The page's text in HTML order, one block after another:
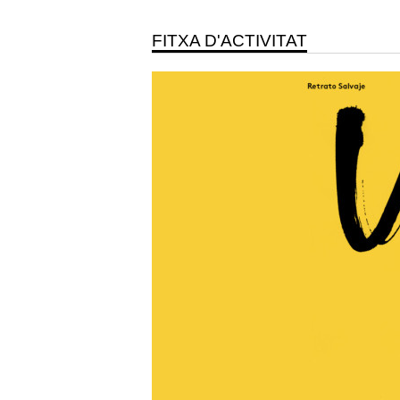
FITXA D'ACTIVITAT